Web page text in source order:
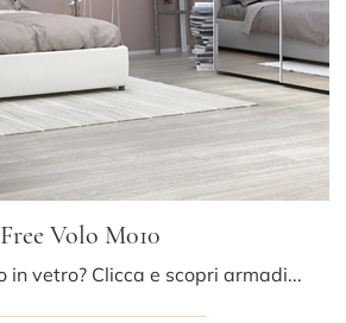
Free Volo M010
Cerchi un armadio in vetro? Clicca e scopri armadiature a muro con ante scorrevoli di Colombini Casa.